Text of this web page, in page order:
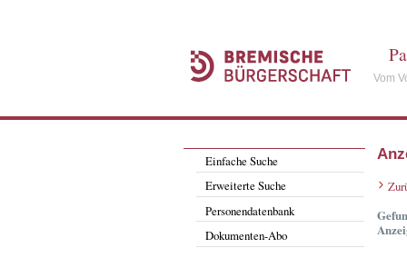
Vom
Einfache Suche
Erweiterte Suche
Personendatenbank
Dokumenten-Abo